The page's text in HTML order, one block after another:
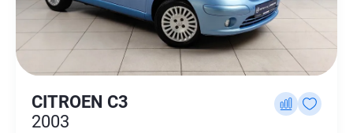
CITROEN C3
2003